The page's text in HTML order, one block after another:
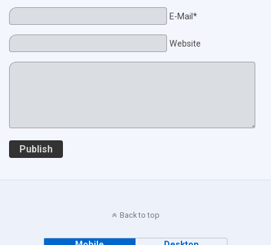
E-Mail*
Website
Publish
Back to top